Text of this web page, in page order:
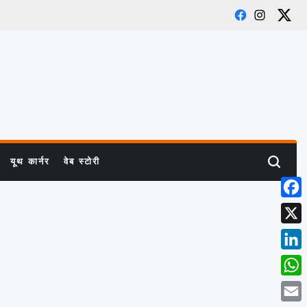
Facebook
Instagram
X
यूथ कार्नर वेब स्टोरी Search
X